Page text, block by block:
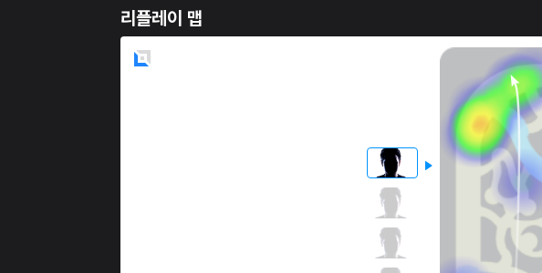
리플레이 맵